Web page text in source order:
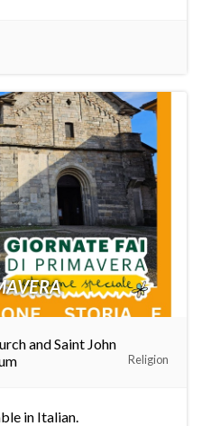
and Saint John
Religion
in Italian.